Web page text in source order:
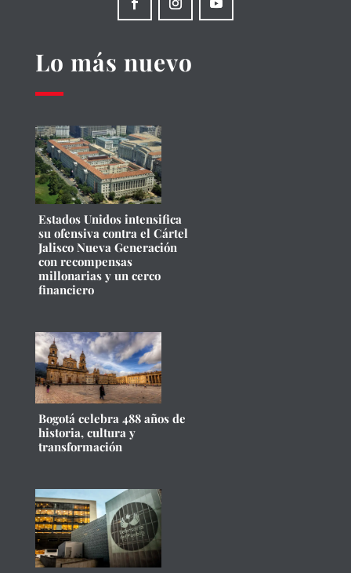
Lo más nuevo
Estados Unidos intensifica
su ofensiva contra el Cártel
Jalisco Nueva Generación
con recompensas
millonarias y un cerco
financiero
Bogotá celebra 488 años de
historia, cultura y
transformación